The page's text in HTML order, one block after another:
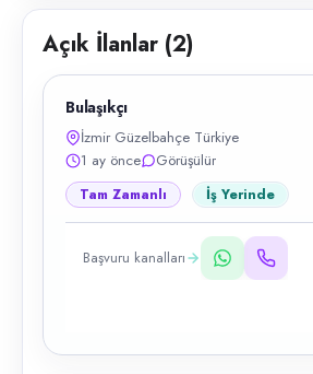
Açık İlanlar (2)
Bulaşıkçı
İzmir Güzelbahçe Türkiye
1 ay önce
Görüşülür
Tam Zamanlı İş Yerinde
Başvuru kanalları